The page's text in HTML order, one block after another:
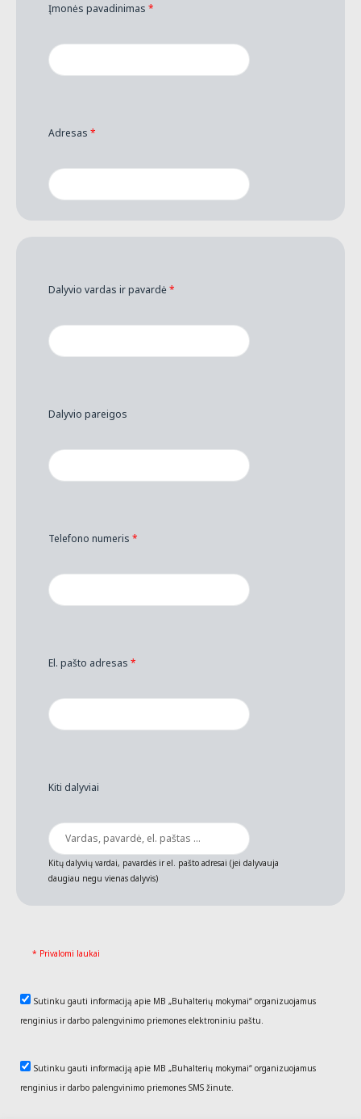
Įmonės pavadinimas *
Adresas *
Dalyvio vardas ir pavardė*
Dalyvio pareigos
Telefono numeris *
El. pašto adresas *
Kiti dalyviai
Kitų dalyvių vardai, pavardės ir el. pašto adresai (jei dalyvauja
daugiau negu vienas dalyvis)
* Privalomi laukai
Sutinku gauti informaciją apie MB „Buhalterių mokymai“ organizuojamus
renginius ir darbo palengvinimo priemones elektroniniu paštu.
Sutinku gauti informaciją apie MB „Buhalterių mokymai“ organizuojamus
renginius ir darbo palengvinimo priemones SMS žinute.